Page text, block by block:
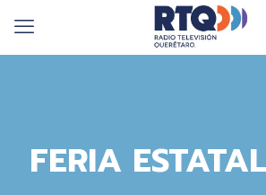
FERIA ESTATAL